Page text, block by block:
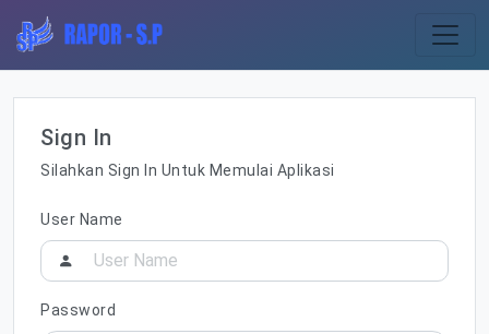
Sign In
Silahkan Sign In Untuk Memulai Aplikasi
User Name
Password